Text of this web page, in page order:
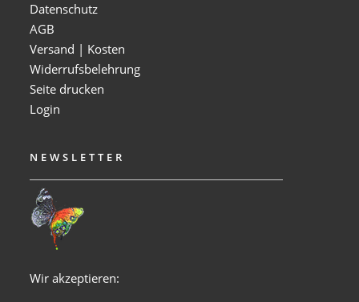
Datenschutz
AGB
Versand | Kosten
Widerrufsbelehrung
Seite drucken
Login
NEWSLETTER
Wir akzeptieren: